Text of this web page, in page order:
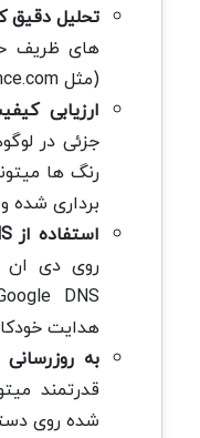
تحلیل دقیق
های ظریف
(مثل b1nance.com به جای binance.com).
ارزیابی
جزئی در
رنگ ها
برداری شده
استفاده از DNS امن
روی دی ان
هدایت
به
قدرتمند
شده روی